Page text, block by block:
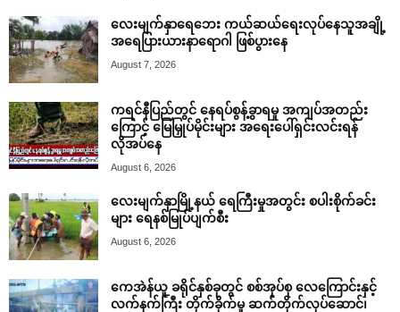
လေးမျက်နှာရေဘေး ကယ်ဆယ်ရေးလုပ်နေသူအချို့
အရေပြားယားနာရောဂါ ဖြစ်ပွားနေ
August 7, 2026
ကရင်နီပြည်တွင် နေရပ်စွန့်ခွာရမှု အကျပ်အတည်း
ကြောင့် မြေမြှုပ်မိုင်းများ အရေးပေါ်ရှင်းလင်းရန်
လိုအပ်နေ
August 6, 2026
လေးမျက်နှာမြို့နယ် ရေကြီးမှုအတွင်း စပါးစိုက်ခင်း
များ ရေနစ်မြုပ်ပျက်စီး
August 6, 2026
ကေအဲန်ယူ ခရိုင်နှစ်ခုတွင် စစ်အုပ်စု လေကြောင်းနှင့်
လက်နက်ကြီး တိုက်ခိုက်မှု ဆက်တိုက်လုပ်ဆောင်၊